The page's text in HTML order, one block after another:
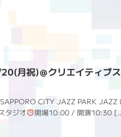
月祝)＠クリエイティブ
CITY JAZZ PARK JAZZ
タジオ
開場10:00 / 開演10:30